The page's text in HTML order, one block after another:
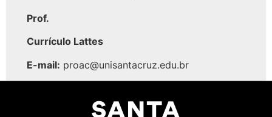
Prof.
Currículo Lattes
E-mail: proac@unisantacruz.edu.br